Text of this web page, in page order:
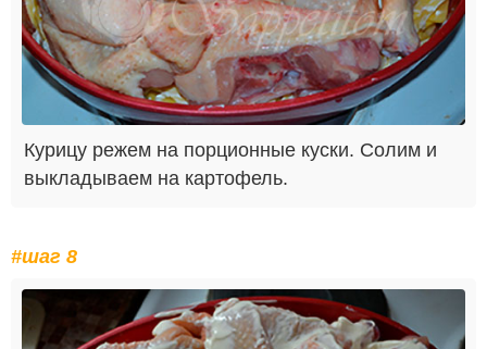
Курицу режем на порционные куски. Солим и
выкладываем на картофель.
#шаг 8